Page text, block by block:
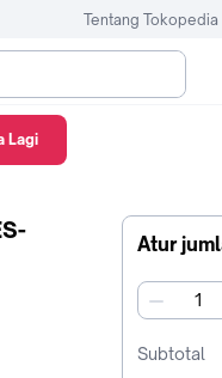
Tentang Tokopedia
Atur
jumlah
Subtotal
Lagi